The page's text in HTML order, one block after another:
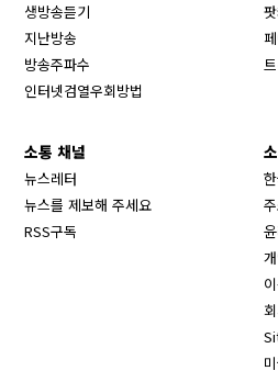
생방송듣기
지난방송
방송주파수
인터넷검열우회방법
소통 채널
뉴스레터
뉴스를 제보해 주세요
RSS구독